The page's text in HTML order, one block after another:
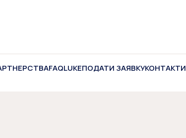
FAQLUKEПОДАТИ ЗАЯВКУКОНТАКТИ